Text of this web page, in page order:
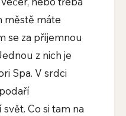
městě máte
se za příjemnou
z nich je
Spa. V srdci
Co si tam na